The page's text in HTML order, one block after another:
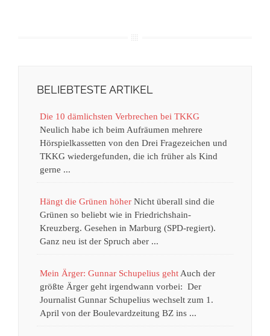
BELIEBTESTE ARTIKEL
Die 10 dämlichsten Verbrechen bei TKKG
Neulich habe ich beim Aufräumen mehrere
Hörspielkassetten von den Drei Fragezeichen und
TKKG wiedergefunden, die ich früher als Kind
gerne ...
Hängt die Grünen höher Nicht überall sind die
Grünen so beliebt wie in Friedrichshain-
Kreuzberg. Gesehen in Marburg (SPD-regiert).
Ganz neu ist der Spruch aber ...
Mein Ärger: Gunnar Schupelius geht Auch der
größte Ärger geht irgendwann vorbei: Der
Journalist Gunnar Schupelius wechselt zum 1.
April von der Boulevardzeitung BZ ins ...